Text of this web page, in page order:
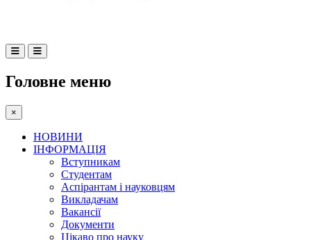
Головне меню
×
НОВИНИ
ІНФОРМАЦІЯ
Вступникам
Студентам
Аспірантам і науковцям
Викладачам
Вакансії
Документи
Цікаво про науку